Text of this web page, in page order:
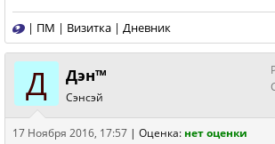
| ПМ | Визитка | Дневник
Д Дэн™
Сэнсэй
17 Ноября 2016, 17:57 | Оценка: нет оценки